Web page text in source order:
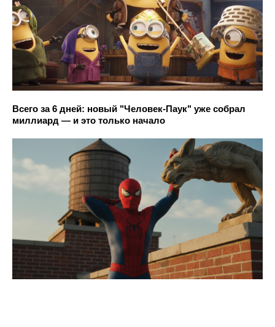
Всего за 6 дней: новый "Человек-Паук" уже собрал
миллиард — и это только начало